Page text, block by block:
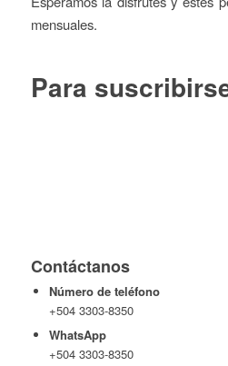
mensuales.
Para
Contáctanos
Número de teléfono
+504 3303-8350
WhatsApp
+504 3303-8350